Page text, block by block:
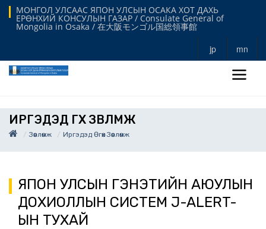
МОНГОЛ УЛСААС ЯПОН УЛСЫН ОСАКА ХОТ ДАХЬ
ЕРӨНХИЙ КОНСУЛЫН ГАЗАР / Consulate General of
Mongolia in Osaka / 在大阪モンゴル国総領事館
jp mn
ИРГЭДЭД ӨГӨХ ЗӨВЛӨМЖ
Зөвлөмж Иргэдэд Өгөх Зөвлөмж
ЯПОН УЛСЫН ГЭНЭТИЙН АЮУЛЫН
ДОХИОЛЛЫН СИСТЕМ J-ALERT-
ЫН ТУХАЙ